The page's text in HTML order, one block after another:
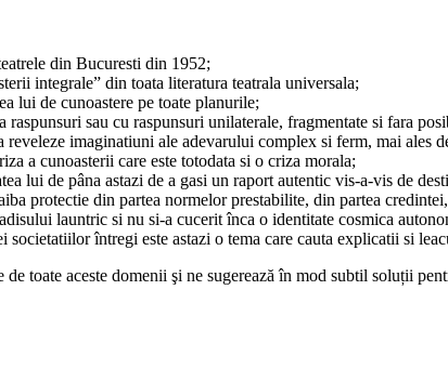
din Bucuresti din 1952;
integrale” din toata literatura teatrala universala;
lui de cunoastere pe toate planurile;
sau cu raspunsuri unilaterale, fragmentate si fara
reveleze imaginatiuni ale adevarului complex si ferm, mai
a cunoasterii care este totodata si o criza morala;
lui de pâna astazi de a gasi un raport autentic vis-a-vis de
protectie din partea normelor prestabilite, din partea
launtric si nu si-a cucerit înca o identitate cosmica
întregi este astazi o tema care cauta explicatii si
toate aceste domenii şi ne sugerează în mod subtil soluții